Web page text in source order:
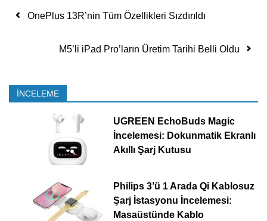
Yazı dolaşımı
OnePlus 13R’nin Tüm Özellikleri Sızdırıldı
M5’li iPad Pro’ların Üretim Tarihi Belli Oldu
İNCELEME
UGREEN EchoBuds Magic
İncelemesi: Dokunmatik Ekranlı
Akıllı Şarj Kutusu
Philips 3’ü 1 Arada Qi Kablosuz
Şarj İstasyonu İncelemesi:
Masaüstünde Kablo